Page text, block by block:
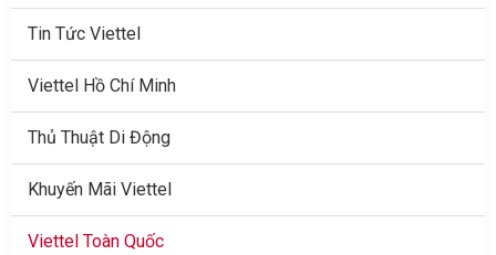
Tin Tức Viettel
Viettel Hồ Chí Minh
Thủ Thuật Di Động
Khuyến Mãi Viettel
Viettel Toàn Quốc